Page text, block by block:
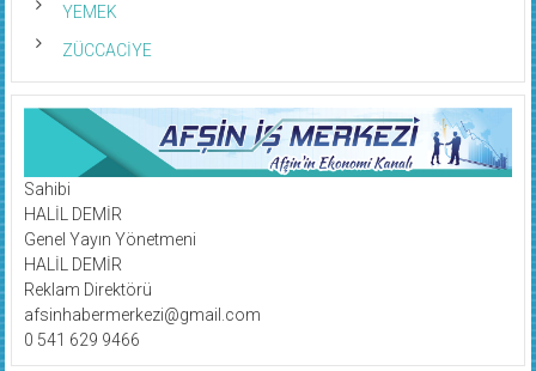
YEMEK
ZÜCCACİYE
Sahibi
HALİL DEMİR
Genel Yayın Yönetmeni
HALİL DEMİR
Reklam Direktörü
afsinhabermerkezi@gmail.com
0 541 629 9466